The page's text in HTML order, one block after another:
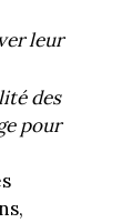
leur
des
pour